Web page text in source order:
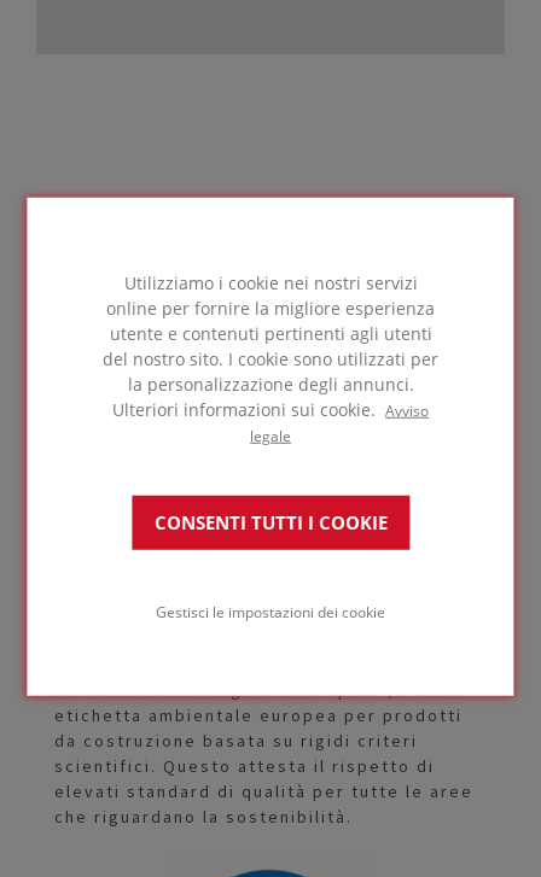
Utilizziamo i cookie nei nostri servizi
online per fornire la migliore esperienza
utente e contenuti pertinenti agli utenti
del nostro sito. I cookie sono utilizzati per
la personalizzazione degli annunci.
Ulteriori informazioni sui cookie. Avviso
legale
CONSENTI TUTTI I COOKIE
Gestisci le impostazioni dei cookie
L'isolante in vetro cellulare FOAMGLAS® è
agenti cancerogeni. Il prodotto finale è
di produzione riutilizzati.
etichetta ambientale europea per prodotti
da costruzione basata su rigidi criteri
scientifici. Questo attesta il rispetto di
elevati standard di qualità per tutte le aree
che riguardano la sostenibilità.